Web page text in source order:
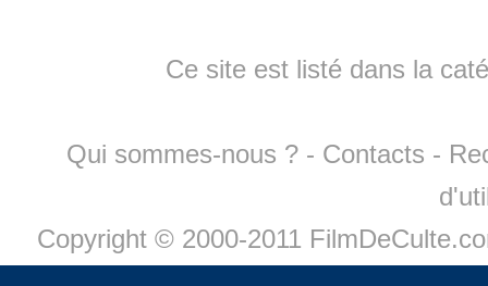
Ce site est listé dans la
Qui sommes-nous ? - Contacts -
Copyright © 2000-2011